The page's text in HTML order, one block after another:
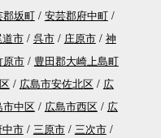
郡坂町
安芸郡府中町
道市 呉市 庄原市
神
原市
豊田郡大崎上島町
広島市安佐北区
広
市中区 広島市西区
広
中市 三原市
三次市